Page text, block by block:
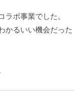
ボ事業でした。
かるいい機会だった